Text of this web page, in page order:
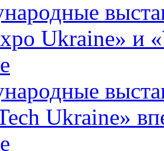
Ukraine» и
Ukraine»